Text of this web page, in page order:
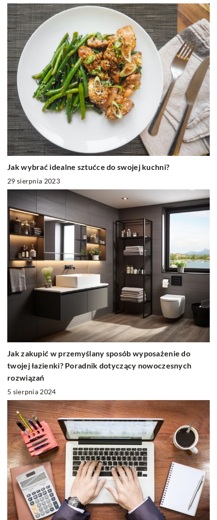
Jak wybrać idealne sztućce do swojej kuchni?
29 sierpnia 2023
Jak zakupić w przemyślany sposób wyposażenie do
twojej łazienki? Poradnik dotyczący nowoczesnych
rozwiązań
5 sierpnia 2024